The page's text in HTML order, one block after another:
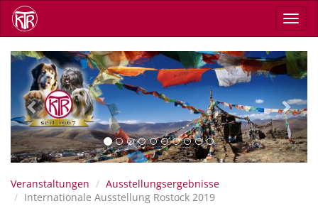
Direkt
zum
Inhalt
Previous Next
Veranstaltungen
Ausstellungsergebnisse
Internationale Ausstellung Rostock 2019